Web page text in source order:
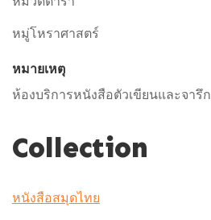
หมู่โหราศาสตร์
หมายเหตุ
ห้องบริการหนังสือตัวเขียนและจารึก
Collection
หนังสือสมุดไทย